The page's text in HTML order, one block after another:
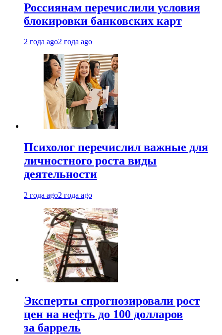
Россиянам перечислили условия
блокировки банковских карт
2 года ago2 года ago
Психолог перечислил важные для
личностного роста виды
деятельности
2 года ago2 года ago
Эксперты спрогнозировали рост
цен на нефть до 100 долларов
за баррель